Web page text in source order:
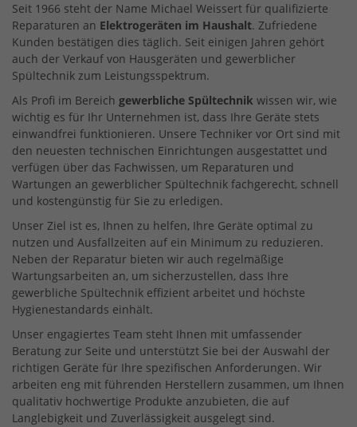
Seit 1966 steht der Name Michael Weissert für qualifizierte
Reparaturen an Elektrogeräten im Haushalt. Zufriedene
Kunden bestätigen dies täglich. Seit einigen Jahren gehört
auch der Verkauf von Hausgeräten und gewerblicher
Spültechnik zum Leistungsspektrum.
Als Profi im Bereich gewerbliche Spültechnik wissen wir, wie
wichtig es für Ihr Unternehmen ist, dass Ihre Geräte stets
einwandfrei funktionieren. Unsere Techniker vor Ort sind mit
den neuesten technischen Einrichtungen ausgestattet und
verfügen über das Fachwissen, um Reparaturen und
Wartungen an gewerblicher Spültechnik fachgerecht, schnell
und kostengünstig für Sie zu erledigen.
Unser Ziel ist es, Ihnen zu helfen, Ihre Geräte optimal zu
nutzen und Ausfallzeiten auf ein Minimum zu reduzieren.
Neben der Reparatur bieten wir auch regelmäßige
Wartungsarbeiten an, um sicherzustellen, dass Ihre
gewerbliche Spültechnik effizient arbeitet und höchste
Hygienestandards einhält.
Unser engagiertes Team steht Ihnen mit umfassender
Beratung zur Seite und unterstützt Sie bei der Auswahl der
richtigen Geräte für Ihre spezifischen Anforderungen. Wir
arbeiten eng mit führenden Herstellern zusammen, um Ihnen
qualitativ hochwertige Produkte anzubieten, die auf
Langlebigkeit und Zuverlässigkeit ausgelegt sind.